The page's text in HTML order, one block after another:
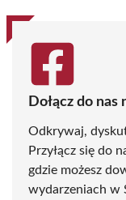
Dołącz do nas
Odkrywaj,
Przyłącz się do
gdzie możesz
wydarzeniach w